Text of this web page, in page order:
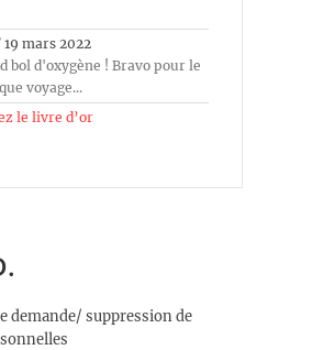
19 mars 2022
bol d'oxygène ! Bravo pour le
voyage...
le livre d’or
demande/ suppression de